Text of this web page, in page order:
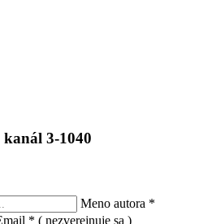
3-1040
Meno autora *
* ( nezverejnuje sa )